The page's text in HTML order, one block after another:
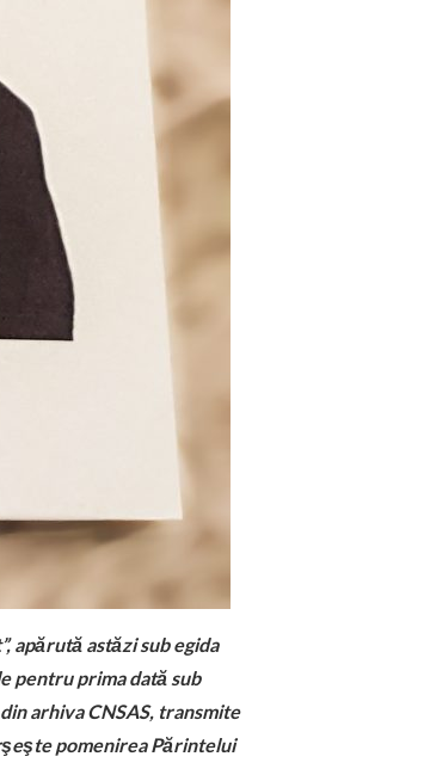
apărută astăzi sub egida
pentru prima dată sub
arhiva CNSAS, transmite
pomenirea Părintelui